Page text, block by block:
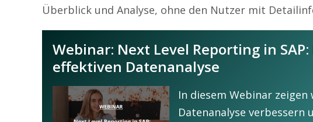
Überblick und Analyse, ohne den Nutzer mit
Webinar: Next Level Reporting in
effektiven Datenanalyse
In diesem Webinar zeigen
Datenanalyse verbessern